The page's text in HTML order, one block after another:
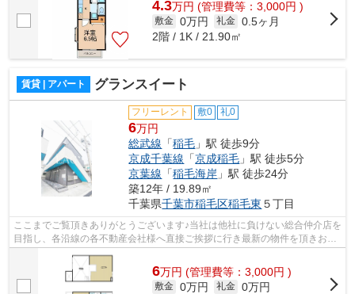
4.3万円 (管理費等：3,000円 )
敷金 0万円 礼金 0.5ヶ月
2階 / 1K / 21.90㎡
賃貸 | アパート グランスイート
フリーレント 敷0 礼0
6万円
総武線 「稲毛 」駅 徒歩9分
京成千葉線 「京成稲毛 」駅 徒歩5分
京葉線 「稲毛海岸 」駅 徒歩24分
築12年 / 19.89㎡
千葉県千葉市稲毛区稲毛東 ５丁目
ここまでご覧頂きありがとうございます♪当社は他社に負けない総合仲介店を
目指し、各沿線の各不動産会社様へ直接ご挨拶に行き最新の物件を頂きお客
様へ提供しております！最新の情報は...
6万円 (管理費等：3,000円 )
敷金 0万円 礼金 0万円